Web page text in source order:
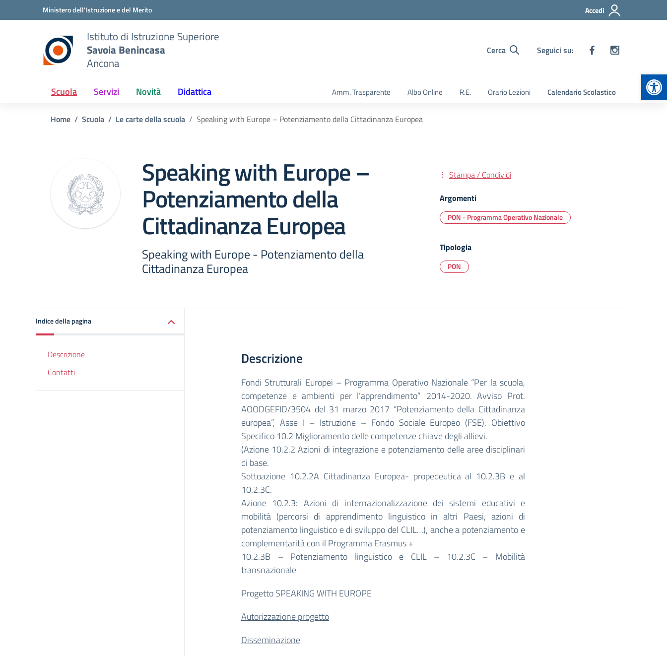
Vai ai contenuti
Vai al menu di navigazioneMinistero dell'Istruzione e del Merito Accedi
Istituto di Istruzione Superiore
Savoia Benincasa
Ancona
Cerca Seguici su:
Scuola Servizi Novità Didattica Amm. Trasparente Albo Online R.E. Orario Lezioni Calendario Scolastico
Home Scuola Le carte della scuola Speaking with Europe – Potenziamento della Cittadinanza Europea
Speaking with Europe –
Potenziamento della
Cittadinanza Europea
Speaking with Europe - Potenziamento della
Cittadinanza Europea
Stampa / Condividi
Argomenti
PON - Programma Operativo Nazionale
Tipologia
PON
Indice della pagina
Descrizione
Contatti
Descrizione
Fondi Strutturali Europei – Programma Operativo Nazionale “Per la scuola,
competenze e ambienti per l’apprendimento” 2014-2020. Avviso Prot.
AOODGEFID/3504 del 31 marzo 2017 “Potenziamento della Cittadinanza
europea”, Asse I – Istruzione – Fondo Sociale Europeo (FSE). Obiettivo
Specifico 10.2 Miglioramento delle competenze chiave degli allievi.
(Azione 10.2.2 Azioni di integrazione e potenziamento delle aree disciplinari
di base.
Sottoazione 10.2.2A Cittadinanza Europea- propedeutica al 10.2.3B e al
10.2.3C.
Azione 10.2.3: Azioni di internazionalizzazione dei sistemi educativi e
mobilità (percorsi di apprendimento linguistico in altri Paesi, azioni di
potenziamento linguistico e di sviluppo del CLIL…), anche a potenziamento e
complementarità con il Programma Erasmus +
10.2.3B – Potenziamento linguistico e CLIL – 10.2.3C – Mobilità
transnazionale
Progetto SPEAKING WITH EUROPE
Autorizzazione progetto
Disseminazione